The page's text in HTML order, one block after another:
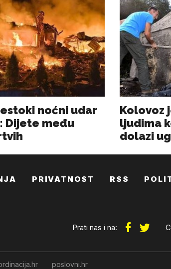
PRIVATNOST RSS
Prati nas i na:
poslovni.hr